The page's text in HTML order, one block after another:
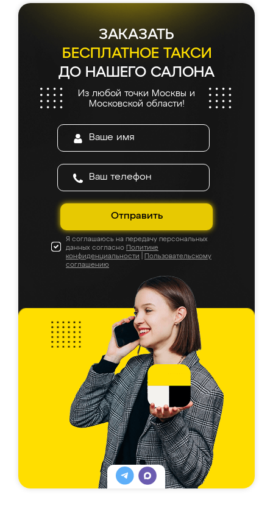
ЗАКАЗАТЬ
БЕСПЛАТНОЕ ТАКСИ
ДО НАШЕГО САЛОНА
Из любой точки Москвы и
Московской области!
Отправить
Я соглашаюсь на передачу персональных
данных согласно Политике
конфиденциальности
Пользовательскому
соглашению